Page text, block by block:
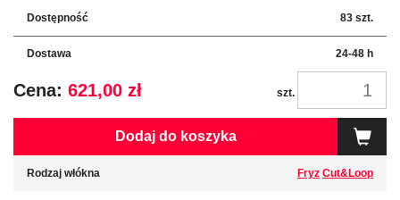
Dostępność 83 szt.
Dostawa 24-48 h
Cena: 621,00 zł szt.
Dodaj do koszyka
Rodzaj włókna Fryz Cut&Loop